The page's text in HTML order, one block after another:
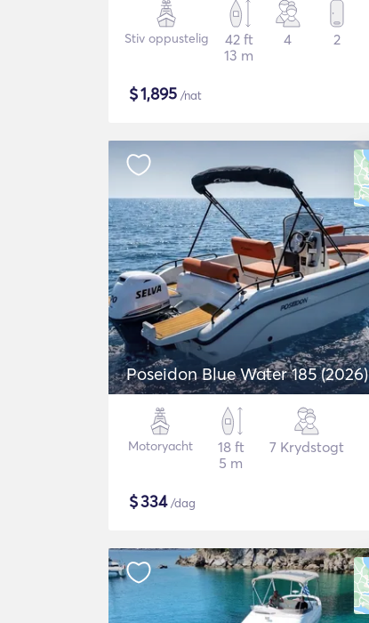
Stiv oppustelig
42 ft
13 m
4 2
$1,895 /nat
Poseidon Blue Water 185 (2026)
Motoryacht
18 ft
5 m
7 Krydstogt
$334/dag